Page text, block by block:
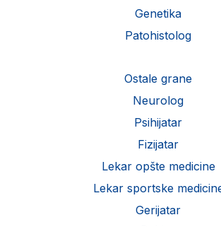
Genetika
Patohistolog
Ostale grane
Neurolog
Psihijatar
Fizijatar
Lekar opšte medicine
Lekar sportske
Gerijatar